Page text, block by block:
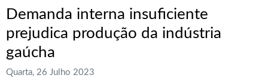
Demanda interna insuficiente
prejudica produção da indústria
gaúcha
Quarta, 26 Julho 2023